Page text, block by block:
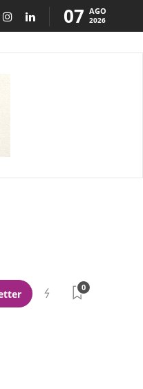
07 AGO
2026
0